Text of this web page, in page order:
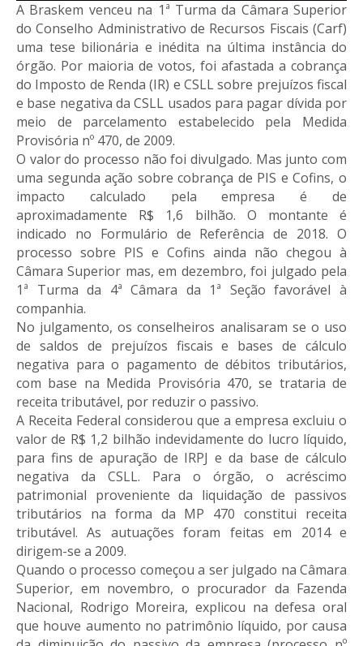
A Braskem venceu na 1ª Turma da Câmara Superior
do Conselho Administrativo de Recursos Fiscais (Carf)
uma tese bilionária e inédita na última instância do
órgão. Por maioria de votos, foi afastada a cobrança
do Imposto de Renda (IR) e CSLL sobre prejuízos fiscal
e base negativa da CSLL usados para pagar dívida por
meio de parcelamento estabelecido pela Medida
Provisória nº 470, de 2009.
O valor do processo não foi divulgado. Mas junto com
uma segunda ação sobre cobrança de PIS e Cofins, o
impacto calculado pela empresa é de
aproximadamente R$ 1,6 bilhão. O montante é
indicado no Formulário de Referência de 2018. O
processo sobre PIS e Cofins ainda não chegou à
Câmara Superior mas, em dezembro, foi julgado pela
1ª Turma da 4ª Câmara da 1ª Seção favorável à
companhia.
No julgamento, os conselheiros analisaram se o uso
de saldos de prejuízos fiscais e bases de cálculo
negativa para o pagamento de débitos tributários,
com base na Medida Provisória 470, se trataria de
receita tributável, por reduzir o passivo.
A Receita Federal considerou que a empresa excluiu o
valor de R$ 1,2 bilhão indevidamente do lucro líquido,
para fins de apuração de IRPJ e da base de cálculo
negativa da CSLL. Para o órgão, o acréscimo
patrimonial proveniente da liquidação de passivos
tributários na forma da MP 470 constitui receita
tributável. As autuações foram feitas em 2014 e
dirigem-se a 2009.
Quando o processo começou a ser julgado na Câmara
Superior, em novembro, o procurador da Fazenda
Nacional, Rodrigo Moreira, explicou na defesa oral
que houve aumento no patrimônio líquido, por causa